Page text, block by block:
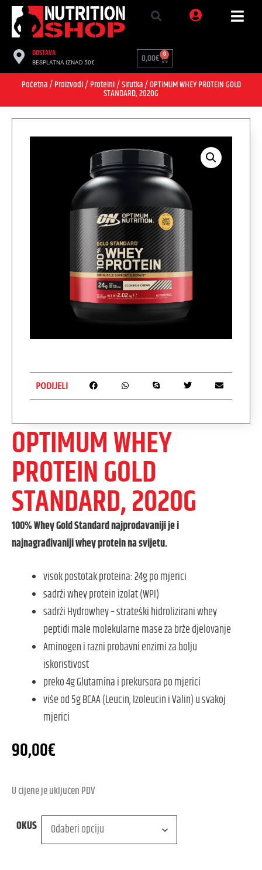
DOSTAVA
BESPLATNA IZNAD 50€ 0,00€ 0
Početna/Proizvodi/Proteini/Sirutka/ OPTIMUM WHEY PROTEIN GOLD
STANDARD, 2020G
OPTIMUM WHEY
PROTEIN GOLD
STANDARD, 2020G
100% Whey Gold Standard najprodavaniji je i
najnagrađivaniji whey protein na svijetu.
visok postotak proteina: 24g po mjerici
sadrži whey protein izolat (WPI)
sadrži Hydrowhey – strateški hidrolizirani whey
peptidi male molekularne mase za brže djelovanje
Aminogen i razni probavni enzimi za bolju
iskoristivost
preko 4g Glutamina i prekursora po mjerici
više od 5g BCAA (Leucin, Izoleucin i Valin) u svakoj
mjerici
90,00€
U cijene je uključen PDV
OKUS
PODIJELI